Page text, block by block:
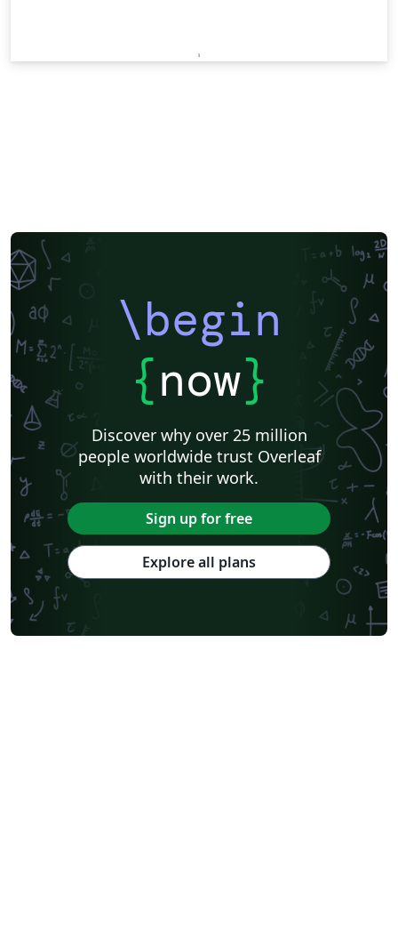
\begin
{now}
Discover why over 25 million
people worldwide trust Overleaf
with their work.
Sign up for free
Explore all plans